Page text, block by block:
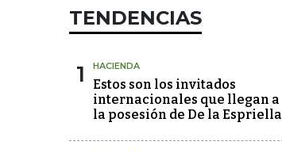
TENDENCIAS
1 HACIENDA
Estos son los invitados
internacionales que llegan a
la posesión de De la Espriella